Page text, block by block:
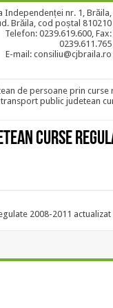
Independenței nr. 1, Brăila,
Brăila, cod poștal 810210
Telefon: 0239.619.600, Fax:
0239.611.765
E-mail: consiliu@cjbraila.ro
de persoane prin curse
public judetean
curse
2008-2011 actualizat